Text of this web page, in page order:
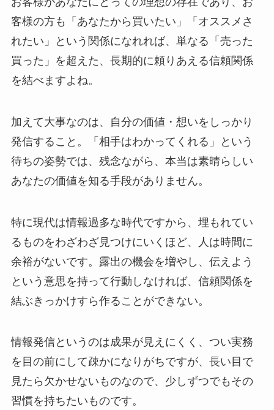
客様の方も「あなたから買いたい」「オススメさ
れたい」という関係になれれば、単なる「売った
買った」を超えた、長期的に頼りあえる信頼関係
を結べますよね。
加えて大事なのは、自分の価値・想いをしっかり
発信すること。「相手はわかってくれる」という
待ちの姿勢では、残念ながら、本当は素晴らしい
あなたの価値を知る手段がありません。
特に現代は情報過多な時代ですから、埋もれてい
るものをわざわざ見つけにいくほど、人は時間に
余裕がないです。露出の機会を増やし、伝えよう
という意思を持って行動しなければ、信頼関係を
結ぶきっかけすら作ることができない。
情報発信というのは成果が見えにくく、つい実務
を目の前にして疎かになりがちですが、長い目で
見たら欠かせないものなので、少しずつでもその
習慣を持ちたいものです。